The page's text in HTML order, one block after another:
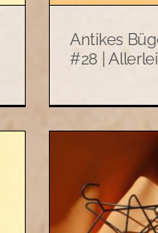
Antikes
#28 | Allerlei